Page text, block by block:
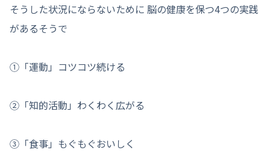
そうした状況にならないために 脳の健康を保つ4つの実践
があるそうで
①「運動」コツコツ続ける
②「知的活動」わくわく広がる
③「食事」もぐもぐおいしく